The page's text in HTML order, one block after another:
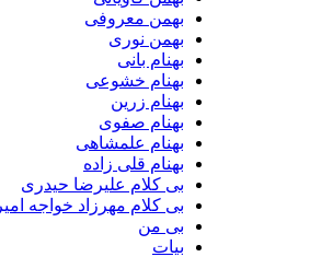
بهمن معروفی
بهمن نوری
بهنام بانی
بهنام خشوعی
بهنام زرین
بهنام صفوی
بهنام علمشاهی
بهنام قلی زاده
بی کلام علیرضا حیدری
بی کلام مهرزاد خواجه امیری